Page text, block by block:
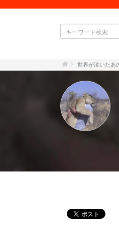
世界が泣いたあ